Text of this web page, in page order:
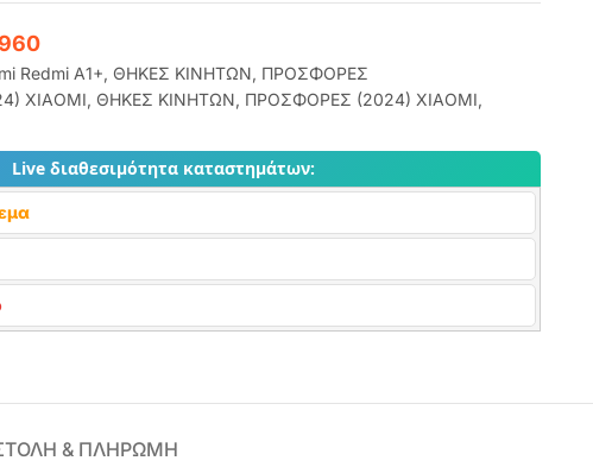
Redmi A1+, ΘΗΚΕΣ ΚΙΝΗΤΩΝ, ΠΡΟΣΦΟΡΕΣ
XIAOMI, ΘΗΚΕΣ ΚΙΝΗΤΩΝ, ΠΡΟΣΦΟΡΕΣ (2024) XIAOMI,
Live διαθεσιμότητα καταστημάτων:
& ΠΛΗΡΩΜΗ